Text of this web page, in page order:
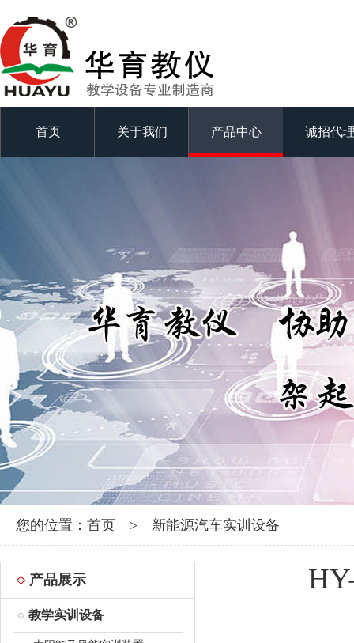
首页 关于我们 产品中心 诚招代
您的位置： 首页 > 新能源汽车实训设备
产品展示
教学实训设备